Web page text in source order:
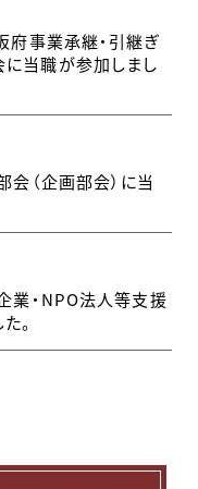
府事業承継・引継ぎ
当職が参加しまし
（企画部会）に当
業・NPO法人等支援
。